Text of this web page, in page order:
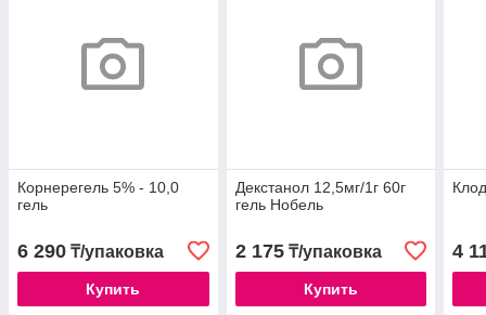
Корнерегель 5% - 10,0
гель
6 290 ₸/упаковка
Купить
Декстанол 12,5мг/1г 60г
гель Нобель
2 175₸/упаковка
Купить
4